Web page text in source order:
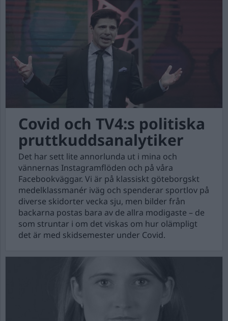
Covid och TV4:s politiska
pruttkuddsanalytiker
Det har sett lite annorlunda ut i mina och
vännernas Instagramflöden och på våra
Facebookväggar. Vi är på klassiskt göteborgskt
medelklassmanér iväg och spenderar sportlov på
diverse skidorter vecka sju, men bilder från
backarna postas bara av de allra modigaste – de
som struntar i om det viskas om hur olämpligt
det är med skidsemester under Covid.